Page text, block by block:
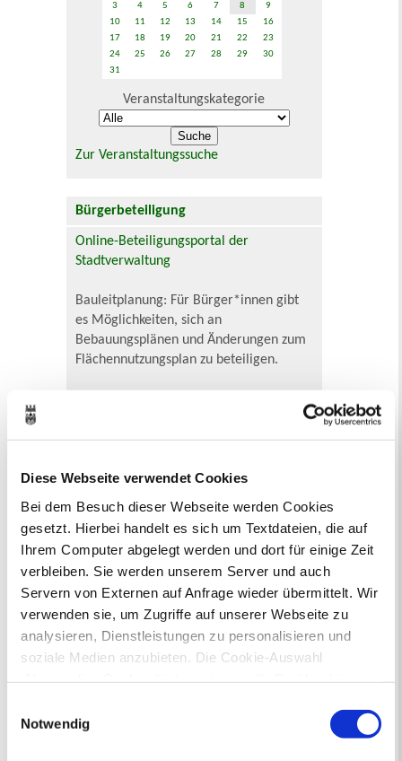
Diese Webseite verwendet Cookies
Bei dem Besuch dieser Webseite werden Cookies
gesetzt. Hierbei handelt es sich um Textdateien, die auf
Ihrem Computer abgelegt werden und dort für einige Zeit
verbleiben. Sie werden unserem Server und auch
Servern von Externen auf Anfrage wieder übermittelt. Wir
verwenden sie, um Zugriffe auf unserer Webseite zu
analysieren, Dienstleistungen zu personalisieren und
soziale Medien anzubieten. Die Cookie-Auswahl
Drittländern (USA) mit unzureichendem
Datenschutzniveau verarbeiten. Es besteht die Gefahr,
Notwendig
3
4 5 6 7 8
9
10
11 12 13 14 15
16
17
18 19 20 21 22
23
24
25 26 27 28 29
30
31
Veranstaltungskategorie
Zur Veranstaltungssuche
Bürgerbeteiligung
Online-Beteiligungsportal der
Stadtverwaltung
Bauleitplanung: Für Bürger*innen gibt
es Möglichkeiten, sich an
Bebauungsplänen und Änderungen zum
Flächennutzungsplan zu beteiligen.
Flächennutzungsplan-Änderungen finden
Lebenslagen
Neu in Recklinghausen
Heiraten
Geburt
Sterbefall Umzug
Gewerbe
Behinderung
Arbeitslos
Senioren und Pflege
Finanzielle und soziale Notlagen